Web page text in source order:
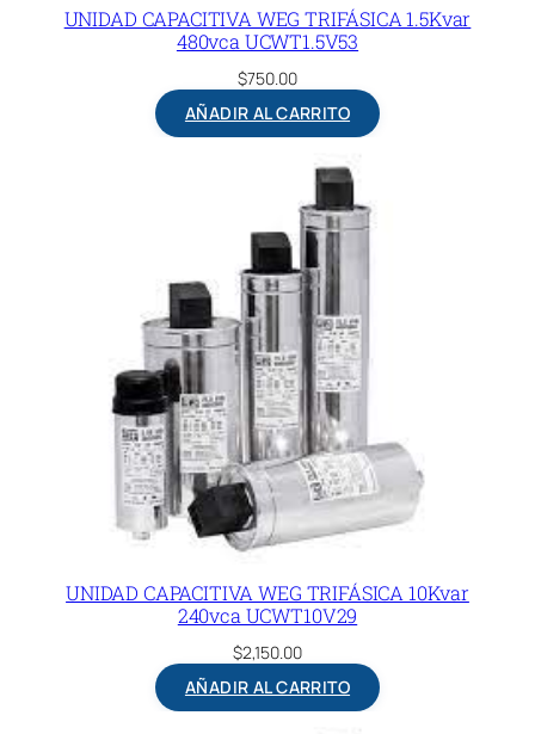
UNIDAD CAPACITIVA WEG TRIFÁSICA 1.5Kvar
480vca UCWT1.5V53
$750.00
AÑADIR AL CARRITO
UNIDAD CAPACITIVA WEG TRIFÁSICA 10Kvar
240vca UCWT10V29
$2,150.00
AÑADIR AL CARRITO